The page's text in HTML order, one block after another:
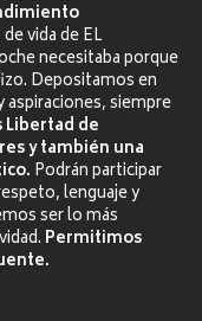
vida de EL
necesitaba porque
Depositamos en
aspiraciones, siempre
Libertad de
y también una
Podrán participar
lenguaje y
ser lo más
Permitimos